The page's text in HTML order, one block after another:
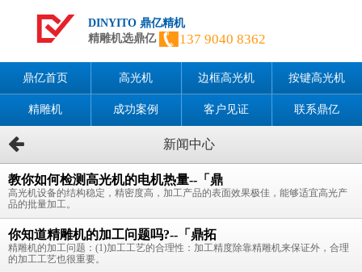
DINYITO 鼎亿精机
精雕机选鼎亿
137 9040 8362
鼎亿首页 高光机 边框高光机 按键高光机
精雕机 成功案例 客户见证 联系鼎亿
新闻中心
教你如何检测高光机的电机热量--「鼎
高光机设备的结构稳定，精密度高，加工产品的表面效果极佳，能够适宜高光产
品的批量加工。
你知道精雕机的加工问题吗?--「鼎拓
精雕机的加工问题：(1)加工工艺的合理性：加工精度除靠精雕机来保证外，合理
的加工工艺也很重要。